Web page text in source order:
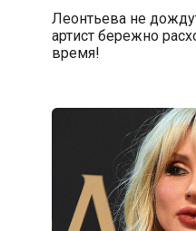
Леонтьева не
артист бережно
время!